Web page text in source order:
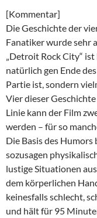
[Kommentar]
Die Geschichte der
Fanatiker wurde sehr
„Detroit Rock City“
natürlich gen Ende
Partie ist, sondern
Vier dieser
Linie kann der Film
werden – für so
Die Basis des
sozusagen
lustige Situationen
dem körperlichen
keinesfalls schlecht,
und hält für 95